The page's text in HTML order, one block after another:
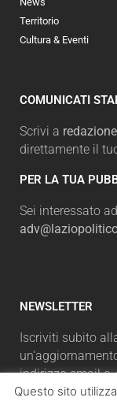
Territorio
Cultura & Eventi
COMUNICATI
Scrivi a
direttamente il
PER LA TUA
Sei interessato
NEWSLETTER
Iscriviti subito
indirizzo email e,
Questo sito